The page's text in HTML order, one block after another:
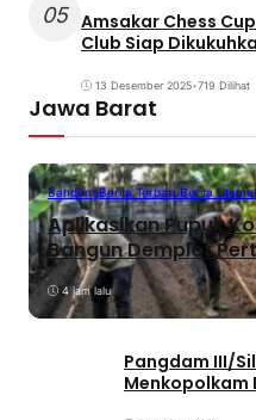
05 Amsakar Chess
Club Siap
13 Desember 2025•719 Dilihat
Jawa Barat
BandungBerita TerbaruBerita Utama
Aplikasikan Pupuk
Bangun Demplot
4 jam lalu
Pangdam III/
Menkopolkam